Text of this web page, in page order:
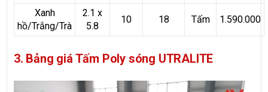
Xanh
hồ/Trắng/Trà
2.1 x
5.8
10 18 Tấm 1.590.000
3. Bảng giá Tấm Poly sóng UTRALITE